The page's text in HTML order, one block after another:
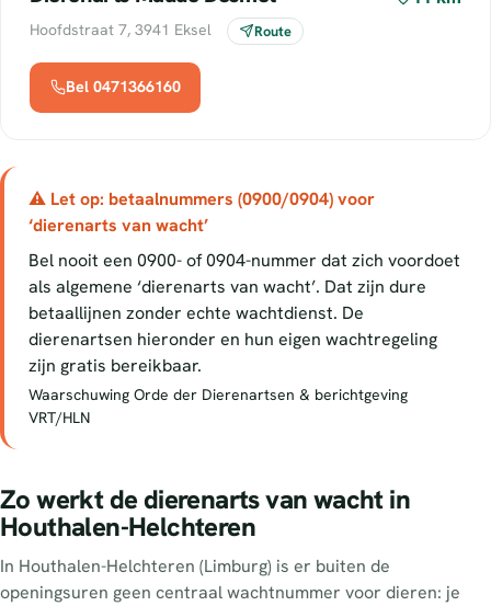
Hoofdstraat 7, 3941 Eksel Route
Bel 0471366160
⚠ Let op: betaalnummers (0900/0904) voor
‘dierenarts van wacht’
Bel nooit een 0900- of 0904-nummer dat zich voordoet
als algemene ‘dierenarts van wacht’. Dat zijn dure
betaallijnen zonder echte wachtdienst. De
dierenartsen hieronder en hun eigen wachtregeling
zijn gratis bereikbaar.
Waarschuwing Orde der Dierenartsen & berichtgeving
VRT/HLN
Zo werkt de dierenarts van wacht in
Houthalen-Helchteren
In Houthalen-Helchteren (Limburg) is er buiten de
openingsuren geen centraal wachtnummer voor dieren: je